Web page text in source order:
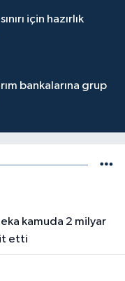
için hazırlık
bankalarına grup
etti